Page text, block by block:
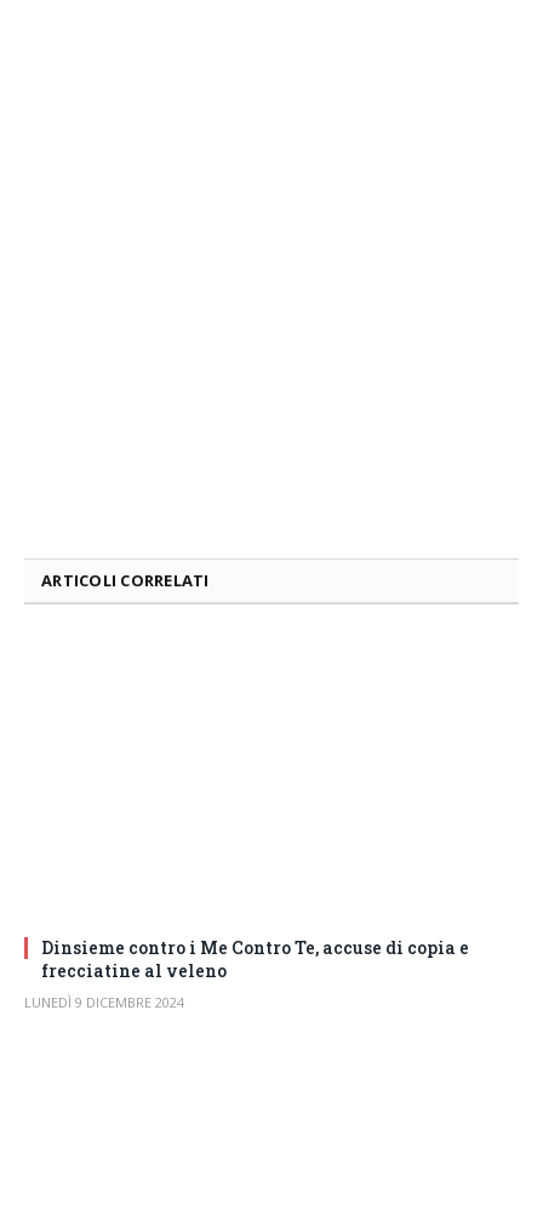
ARTICOLI CORRELATI
Dinsieme contro i Me Contro Te, accuse di copia e
frecciatine al veleno
LUNEDÌ 9 DICEMBRE 2024